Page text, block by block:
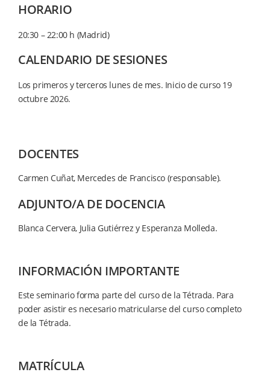
HORARIO
20:30 – 22:00 h (Madrid)
CALENDARIO DE SESIONES
Los primeros y terceros lunes de mes. Inicio de curso 19
octubre 2026.
DOCENTES
Carmen Cuñat, Mercedes de Francisco (responsable).
ADJUNTO/A DE DOCENCIA
Blanca Cervera, Julia Gutiérrez y Esperanza Molleda.
INFORMACIÓN IMPORTANTE
Este seminario forma parte del curso de la Tétrada. Para
poder asistir es necesario matricularse del curso completo
de la Tétrada.
MATRÍCULA